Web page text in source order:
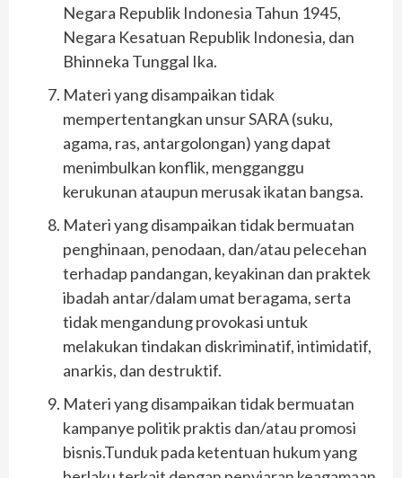
Negara Republik Indonesia Tahun 1945,
Negara Kesatuan Republik Indonesia, dan
Bhinneka Tunggal Ika.
Materi yang disampaikan tidak
mempertentangkan unsur SARA (suku,
agama, ras, antargolongan) yang dapat
menimbulkan konflik, mengganggu
kerukunan ataupun merusak ikatan bangsa.
Materi yang disampaikan tidak bermuatan
penghinaan, penodaan, dan/atau pelecehan
terhadap pandangan, keyakinan dan praktek
ibadah antar/dalam umat beragama, serta
tidak mengandung provokasi untuk
melakukan tindakan diskriminatif, intimidatif,
anarkis, dan destruktif.
Materi yang disampaikan tidak bermuatan
kampanye politik praktis dan/atau promosi
bisnis.Tunduk pada ketentuan hukum yang